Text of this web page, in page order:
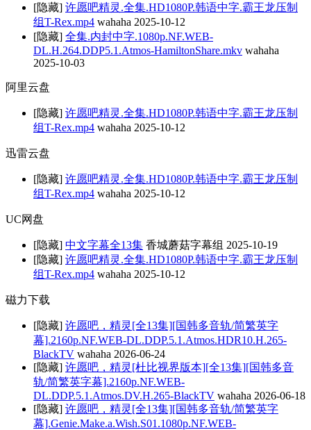
[隐藏] 许愿吧精灵.全集.HD1080P.韩语中字.霸王龙压制
组T-Rex.mp4 wahaha 2025-10-12
[隐藏] 全集.内封中字.1080p.NF.WEB-
DL.H.264.DDP5.1.Atmos-HamiltonShare.mkv wahaha
2025-10-03
阿里云盘
[隐藏] 许愿吧精灵.全集.HD1080P.韩语中字.霸王龙压制
组T-Rex.mp4 wahaha 2025-10-12
迅雷云盘
[隐藏] 许愿吧精灵.全集.HD1080P.韩语中字.霸王龙压制
组T-Rex.mp4 wahaha 2025-10-12
UC网盘
[隐藏] 中文字幕全13集 香城蘑菇字幕组 2025-10-19
[隐藏] 许愿吧精灵.全集.HD1080P.韩语中字.霸王龙压制
组T-Rex.mp4 wahaha 2025-10-12
磁力下载
[隐藏] 许愿吧，精灵[全13集][国韩多音轨/简繁英字
幕].2160p.NF.WEB-DL.DDP.5.1.Atmos.HDR10.H.265-
BlackTV wahaha 2026-06-24
[隐藏] 许愿吧，精灵[杜比视界版本][全13集][国韩多音
轨/简繁英字幕].2160p.NF.WEB-
DL.DDP.5.1.Atmos.DV.H.265-BlackTV wahaha 2026-06-18
[隐藏] 许愿吧，精灵[全13集][国韩多音轨/简繁英字
幕].Genie.Make.a.Wish.S01.1080p.NF.WEB-